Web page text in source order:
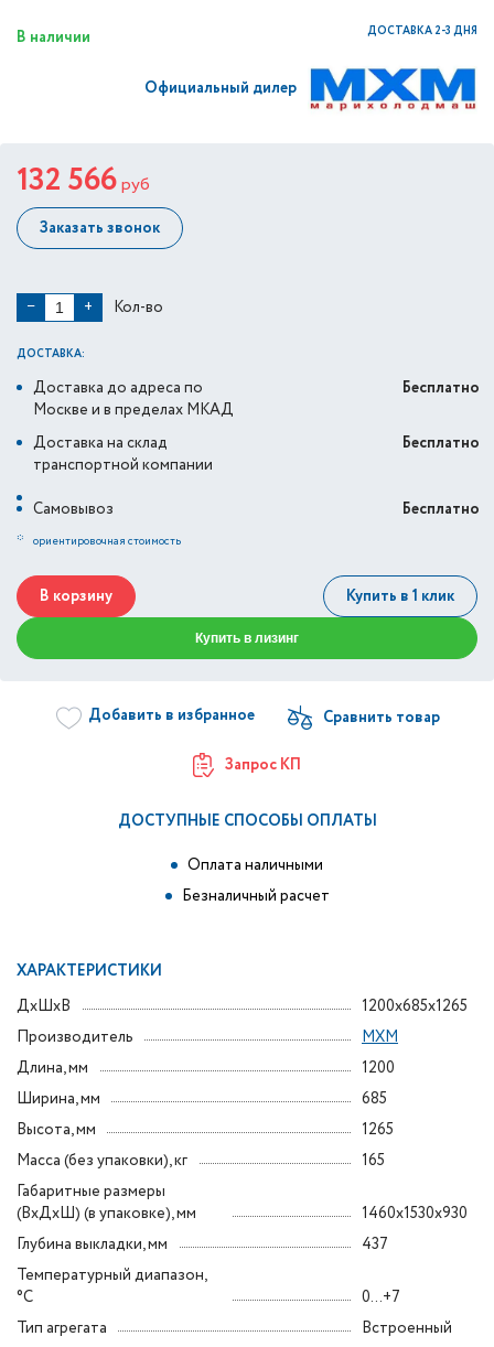
В наличии ДОСТАВКА 2-3 ДНЯ
Официальный дилер
132 566руб
Заказать звонок
− + Кол-во
ДОСТАВКА:
Доставка до адреса по
Москве и в пределах МКАД
Бесплатно
Доставка на склад
транспортной компании
Бесплатно
Самовывоз
Бесплатно
* ориентировочная стоимость
В корзину Купить в 1 клик
Купить в лизинг
Добавить в избранное
Запрос КП
ДОСТУПНЫЕ СПОСОБЫ ОПЛАТЫ
Оплата наличными
Безналичный расчет
ХАРАКТЕРИСТИКИ
ДxШxВ
1200x685x1265
Производитель
МХМ
Длина, мм
1200
Ширина, мм
685
Высота, мм
1265
Масса (без упаковки), кг
165
Габаритные размеры
(ВxДxШ) (в упаковке), мм
1460х1530x930
Глубина выкладки, мм
437
Температурный диапазон,
°C
0...+7
Тип агрегата
Встроенный